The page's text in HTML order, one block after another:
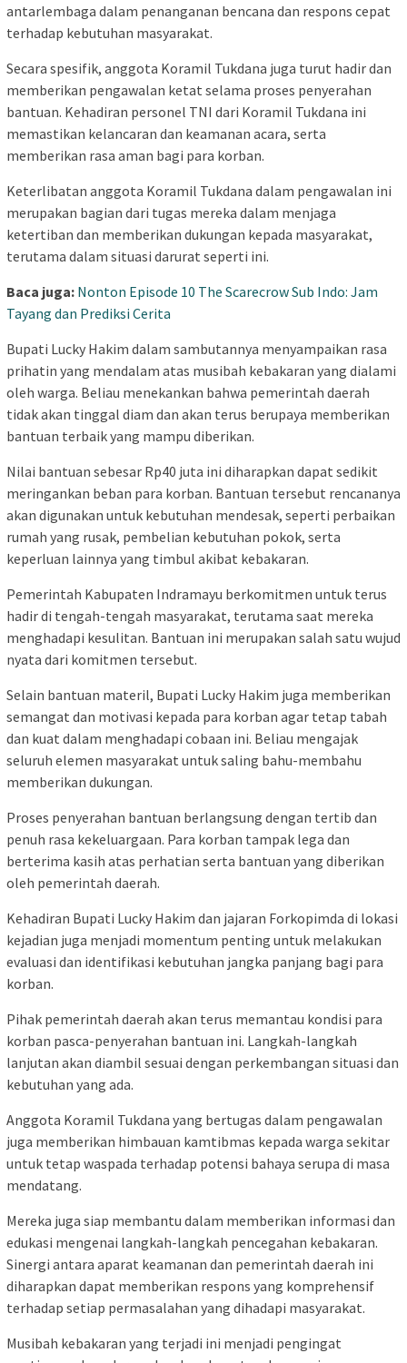
antarlembaga dalam penanganan bencana dan respons cepat
terhadap kebutuhan masyarakat.
Secara spesifik, anggota Koramil Tukdana juga turut hadir dan
memberikan pengawalan ketat selama proses penyerahan
bantuan. Kehadiran personel TNI dari Koramil Tukdana ini
memastikan kelancaran dan keamanan acara, serta
memberikan rasa aman bagi para korban.
Keterlibatan anggota Koramil Tukdana dalam pengawalan ini
merupakan bagian dari tugas mereka dalam menjaga
ketertiban dan memberikan dukungan kepada masyarakat,
terutama dalam situasi darurat seperti ini.
Baca juga: Nonton Episode 10 The Scarecrow Sub Indo: Jam
Tayang dan Prediksi Cerita
Bupati Lucky Hakim dalam sambutannya menyampaikan rasa
prihatin yang mendalam atas musibah kebakaran yang dialami
oleh warga. Beliau menekankan bahwa pemerintah daerah
tidak akan tinggal diam dan akan terus berupaya memberikan
bantuan terbaik yang mampu diberikan.
Nilai bantuan sebesar Rp40 juta ini diharapkan dapat sedikit
meringankan beban para korban. Bantuan tersebut rencananya
akan digunakan untuk kebutuhan mendesak, seperti perbaikan
rumah yang rusak, pembelian kebutuhan pokok, serta
keperluan lainnya yang timbul akibat kebakaran.
Pemerintah Kabupaten Indramayu berkomitmen untuk terus
hadir di tengah-tengah masyarakat, terutama saat mereka
menghadapi kesulitan. Bantuan ini merupakan salah satu wujud
nyata dari komitmen tersebut.
Selain bantuan materil, Bupati Lucky Hakim juga memberikan
semangat dan motivasi kepada para korban agar tetap tabah
dan kuat dalam menghadapi cobaan ini. Beliau mengajak
seluruh elemen masyarakat untuk saling bahu-membahu
memberikan dukungan.
Proses penyerahan bantuan berlangsung dengan tertib dan
penuh rasa kekeluargaan. Para korban tampak lega dan
berterima kasih atas perhatian serta bantuan yang diberikan
oleh pemerintah daerah.
Kehadiran Bupati Lucky Hakim dan jajaran Forkopimda di lokasi
kejadian juga menjadi momentum penting untuk melakukan
evaluasi dan identifikasi kebutuhan jangka panjang bagi para
korban.
Pihak pemerintah daerah akan terus memantau kondisi para
korban pasca-penyerahan bantuan ini. Langkah-langkah
lanjutan akan diambil sesuai dengan perkembangan situasi dan
kebutuhan yang ada.
Anggota Koramil Tukdana yang bertugas dalam pengawalan
juga memberikan himbauan kamtibmas kepada warga sekitar
untuk tetap waspada terhadap potensi bahaya serupa di masa
mendatang.
Mereka juga siap membantu dalam memberikan informasi dan
edukasi mengenai langkah-langkah pencegahan kebakaran.
Sinergi antara aparat keamanan dan pemerintah daerah ini
diharapkan dapat memberikan respons yang komprehensif
terhadap setiap permasalahan yang dihadapi masyarakat.
Musibah kebakaran yang terjadi ini menjadi pengingat